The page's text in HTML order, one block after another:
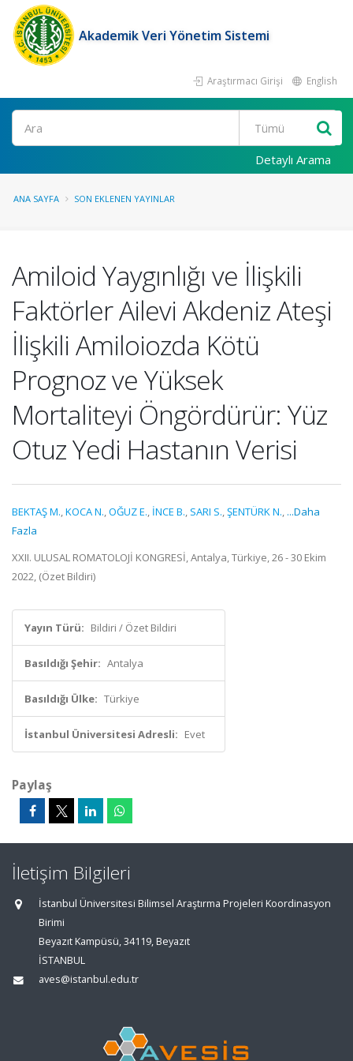
Akademik Veri Yönetim Sistemi
Araştırmacı Girişi English
Ara
Detaylı Arama
ANA SAYFA SON EKLENEN YAYINLAR
Amiloid Yaygınlığı ve İlişkili
Faktörler Ailevi Akdeniz Ateşi
İlişkili Amiloiozda Kötü
Prognoz ve Yüksek
Mortaliteyi Öngördürür: Yüz
Otuz Yedi Hastanın Verisi
BEKTAŞ M.,KOCA N.,OĞUZ E., İNCE B., SARI S.,ŞENTÜRK N., ...Daha
Fazla
XXII. ULUSAL ROMATOLOJİ KONGRESİ, Antalya, Türkiye, 26 - 30 Ekim
2022, (Özet Bildiri)
Yayın Türü: Bildiri / Özet Bildiri
Basıldığı Şehir: Antalya
Basıldığı Ülke: Türkiye
İstanbul Üniversitesi Adresli: Evet
Paylaş
İletişim Bilgileri
İstanbul Üniversitesi Bilimsel Araştırma Projeleri Koordinasyon
Birimi
Beyazıt Kampüsü, 34119, Beyazıt
İSTANBUL
aves@istanbul.edu.tr